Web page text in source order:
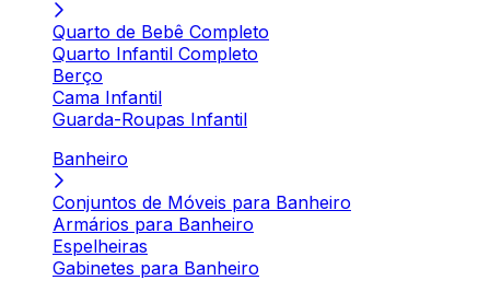
Quarto de Bebê Completo
Quarto Infantil Completo
Berço
Cama Infantil
Guarda-Roupas Infantil
Banheiro
Conjuntos de Móveis para Banheiro
Armários para Banheiro
Espelheiras
Gabinetes para Banheiro